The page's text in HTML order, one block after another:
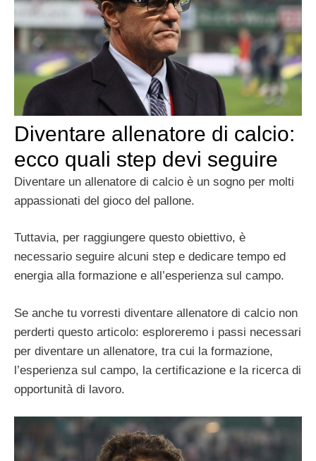
Diventare allenatore di calcio:
ecco quali step devi seguire
Diventare un allenatore di calcio è un sogno per molti
appassionati del gioco del pallone.
Tuttavia, per raggiungere questo obiettivo, è
necessario seguire alcuni step e dedicare tempo ed
energia alla formazione e all’esperienza sul campo.
Se anche tu vorresti diventare allenatore di calcio non
perderti questo articolo: esploreremo i passi necessari
per diventare un allenatore, tra cui la formazione,
l’esperienza sul campo, la certificazione e la ricerca di
opportunità di lavoro.